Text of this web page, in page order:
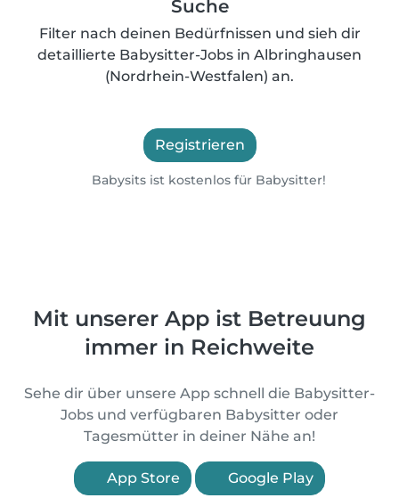
Suche
Filter nach deinen Bedürfnissen und sieh dir
detaillierte Babysitter-Jobs in Albringhausen
(Nordrhein-Westfalen) an.
Registrieren
Babysits ist kostenlos für Babysitter!
Mit unserer App ist Betreuung
immer in Reichweite
Sehe dir über unsere App schnell die Babysitter-
Jobs und verfügbaren Babysitter oder
Tagesmütter in deiner Nähe an!
App Store Google Play